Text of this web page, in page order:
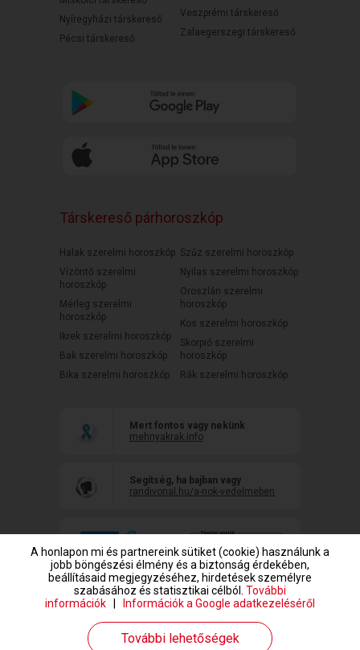
Nyíregyházi társkereső
Pécsi társkereső
Veszprémi társkereső
Zalaegerszegi társkereső
Társkereső párhoroszkóp
Halak szerelmi horoszkóp
Vízöntő szerelmi
horoszkóp
Mérleg szerelmi
horoszkóp
Ikrek szerelmi horoszkóp
Bak szerelmi horoszkóp
Bika szerelmi horoszkóp
Szűz szerelmi horoszkóp
Nyilas szerelmi horoszkóp
Oroszlán szerelmi
horoszkóp
Kos szerelmi horoszkóp
Skorpió szerelmi
horoszkóp
Rák szerelmi horoszkóp
Mert fontos vagy nekünk
mehnyakrak.info
Segítség, ha bajban vagy
randivonal.hu/a-nok-vedelmeben
www.randivonal.hu © Copyright 1999-2026 Dating Central Europe Zrt.
A honlapon mi és partnereink sütiket (cookie) használunk a
jobb böngészési élmény és a biztonság érdekében,
beállításaid megjegyzéséhez, hirdetések személyre
szabásához és statisztikai célból. További
információk
Információk a Google adatkezeléséről
További lehetőségek